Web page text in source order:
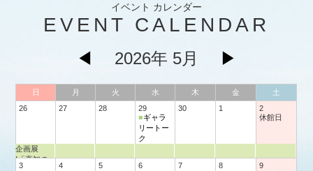
イベント カレンダー
EVENT CALENDAR
◀ 2026年 5月 ▶
日 月 火 水 木 金
土
26
企画展
Ⅰ「高知の
27 28
29
■ギャラ
リートー
ク
30 1
2
休館日
3 4 5 6 7 8
9